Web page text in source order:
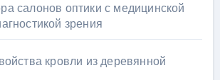
салонов оптики с медицинской
зрения
кровли из деревянной